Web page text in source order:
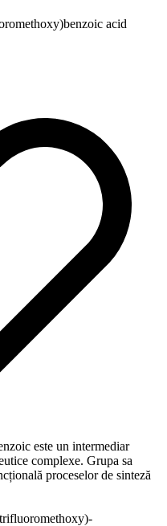
acid
este un intermediar
complexe. Grupa sa
proceselor de sinteză